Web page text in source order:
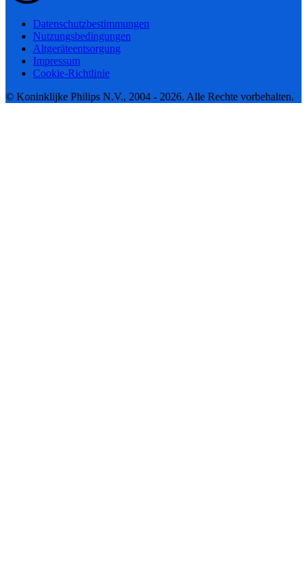
Datenschutzbestimmungen
Nutzungsbedingungen
Altgeräteentsorgung
Impressum
Cookie-Richtlinie
© Koninklijke Philips N.V., 2004 - 2026. Alle Rechte vorbehalten.